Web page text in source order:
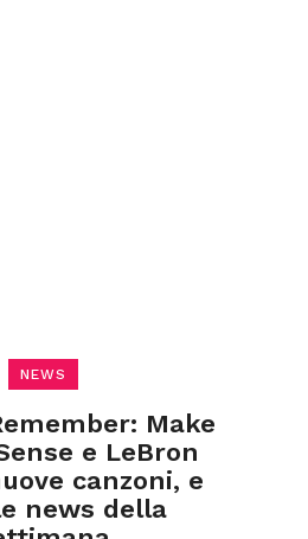
NEWS
Make
e LeBron
canzoni, e
news della